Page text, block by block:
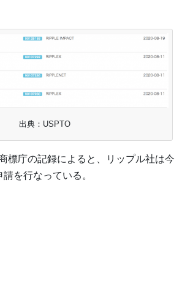
出典：USPTO
標庁の記録によると、リップル社は今
を行なっている。